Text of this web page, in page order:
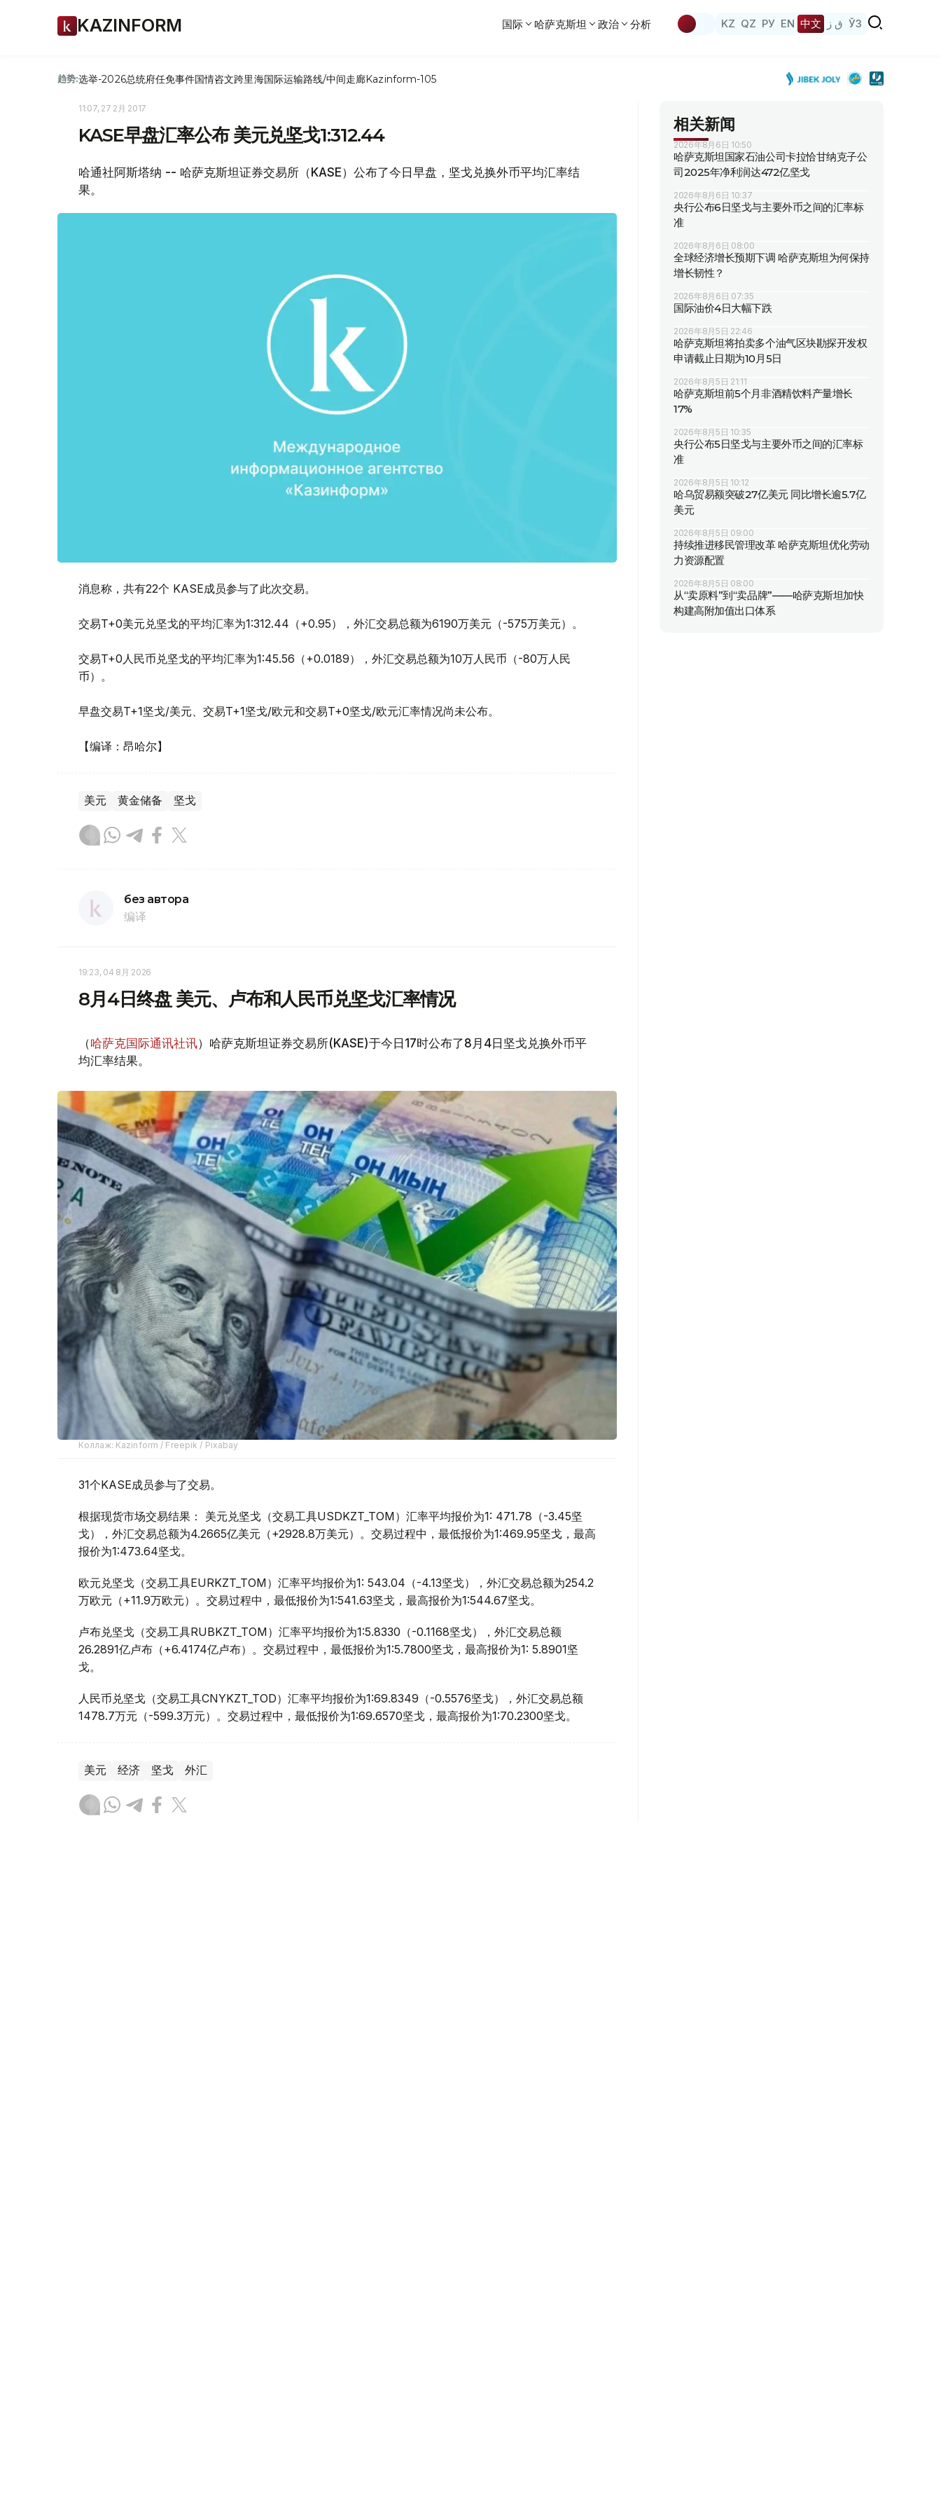
KAZINFORM 国际 哈萨克斯坦 政治 分析 KZ QZ РУ EN 中文 ق ز ЎЗ
趋势:选举-2026总统府任免事件国情咨文跨里海国际运输路线/中间走廊Kazinform-105
11:07, 27 2月 2017
KASE早盘汇率公布 美元兑坚戈1:312.44
哈通社阿斯塔纳 -- 哈萨克斯坦证券交易所（KASE）公布了今日早盘，坚戈兑换外币平均汇率结
果。
消息称，共有22个 KASE成员参与了此次交易。
交易T+0美元兑坚戈的平均汇率为1:312.44（+0.95），外汇交易总额为6190万美元（-575万美元）。
交易T+0人民币兑坚戈的平均汇率为1:45.56（+0.0189），外汇交易总额为10万人民币（-80万人民
币）。
早盘交易T+1坚戈/美元、交易T+1坚戈/欧元和交易T+0坚戈/欧元汇率情况尚未公布。
【编译：昂哈尔】
美元 黄金储备 坚戈
без автора
编译
19:23, 04 8月 2026
8月4日终盘 美元、卢布和人民币兑坚戈汇率情况
（哈萨克国际通讯社讯）哈萨克斯坦证券交易所(KASE)于今日17时公布了8月4日坚戈兑换外币平
均汇率结果。
Коллаж: Kazinform / Freepik / Pixabay
31个KASE成员参与了交易。
根据现货市场交易结果： 美元兑坚戈（交易工具USDKZT_TOM）汇率平均报价为1: 471.78（-3.45坚
戈），外汇交易总额为4.2665亿美元（+2928.8万美元）。交易过程中，最低报价为1:469.95坚戈，最高
报价为1:473.64坚戈。
欧元兑坚戈（交易工具EURKZT_TOM）汇率平均报价为1: 543.04（-4.13坚戈），外汇交易总额为254.2
万欧元（+11.9万欧元）。交易过程中，最低报价为1:541.63坚戈，最高报价为1:544.67坚戈。
卢布兑坚戈（交易工具RUBKZT_TOM）汇率平均报价为1:5.8330（-0.1168坚戈），外汇交易总额
26.2891亿卢布（+6.4174亿卢布）。交易过程中，最低报价为1:5.7800坚戈，最高报价为1: 5.8901坚
戈。
人民币兑坚戈（交易工具CNYKZT_TOD）汇率平均报价为1:69.8349（-0.5576坚戈），外汇交易总额
1478.7万元（-599.3万元）。交易过程中，最低报价为1:69.6570坚戈，最高报价为1:70.2300坚戈。
美元 经济 坚戈 外汇
相关新闻
2026年8月6日 10:50
哈萨克斯坦国家石油公司卡拉恰甘纳克子公
司2025年净利润达472亿坚戈
2026年8月6日 10:37
央行公布6日坚戈与主要外币之间的汇率标
准
2026年8月6日 08:00
全球经济增长预期下调 哈萨克斯坦为何保持
增长韧性？
2026年8月6日 07:35
国际油价4日大幅下跌
2026年8月5日 22:46
哈萨克斯坦将拍卖多个油气区块勘探开发权
申请截止日期为10月5日
2026年8月5日 21:11
哈萨克斯坦前5个月非酒精饮料产量增长
17%
2026年8月5日 10:35
央行公布5日坚戈与主要外币之间的汇率标
准
2026年8月5日 10:12
哈乌贸易额突破27亿美元 同比增长逾5.7亿
美元
2026年8月5日 09:00
持续推进移民管理改革 哈萨克斯坦优化劳动
力资源配置
2026年8月5日 08:00
从“卖原料”到“卖品牌”——哈萨克斯坦加快
构建高附加值出口体系